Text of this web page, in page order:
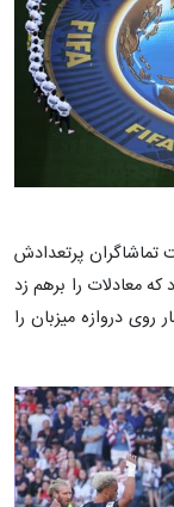
تماشاگران پرتعدادش
که معادلات را برهم زد
دروازه میزبان را